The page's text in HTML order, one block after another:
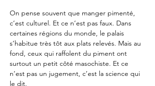
On pense souvent que manger pimenté,
c’est culturel. Et ce n’est pas faux. Dans
certaines régions du monde, le palais
s’habitue très tôt aux plats relevés. Mais au
fond, ceux qui raffolent du piment ont
surtout un petit côté masochiste. Et ce
n’est pas un jugement, c’est la science qui
le dit.